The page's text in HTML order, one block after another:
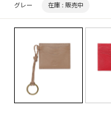
グレー 在庫 : 販売中